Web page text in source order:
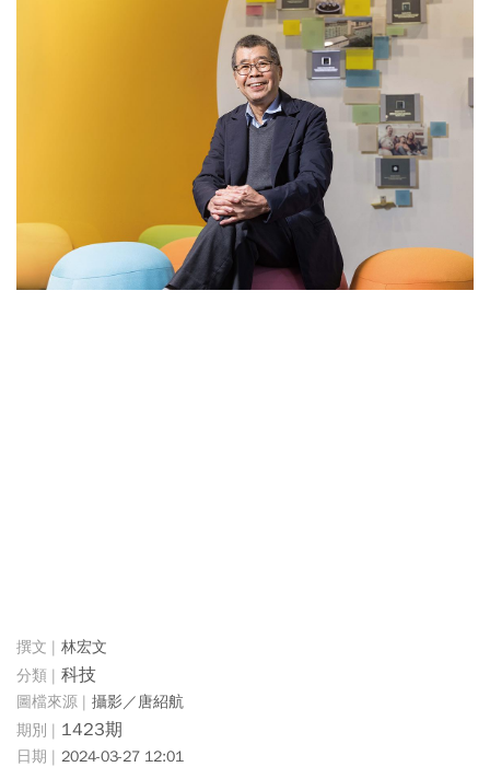
林宏文
科技
攝影／唐紹航
1423期
2024-03-27 12:01